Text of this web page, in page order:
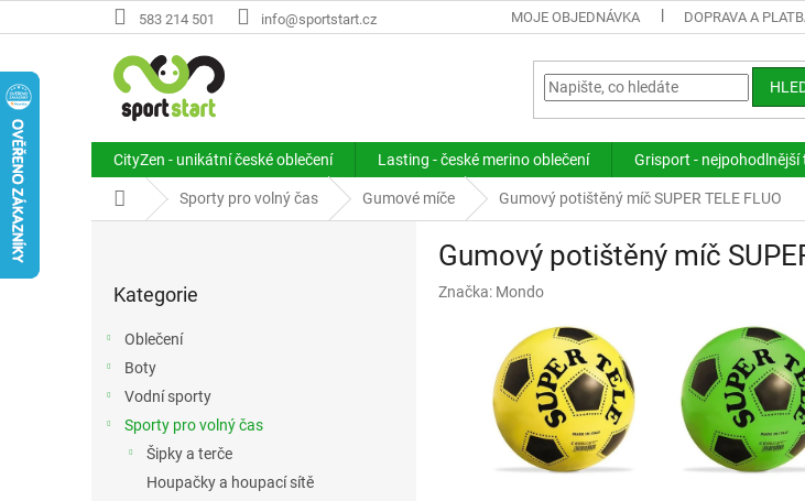
na
583 214 501 info@sportstart.cz MOJE OBJEDNÁVKA DOPRAVA A
CityZen - unikátní české oblečení Lasting - české merino oblečení Grisport -
Domů Sporty pro volný čas Gumové míče Gumový potištěný míč SUPER TELE FLUO
kategorie
Kategorie
Oblečení
Boty
Vodní sporty
Sporty pro volný čas
Šipky a terče
Houpačky a houpací sítě
Gumový potištěný míč
Značka: Mondo